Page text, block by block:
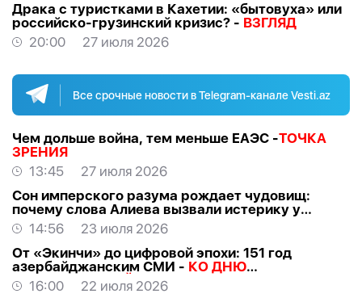
Драка с туристками в Кахетии: «бытовуха» или
российско-грузинский кризис? - ВЗГЛЯД
20:00
27 июля 2026
Все срочные новости в Telegram-канале Vesti.az
Чем дольше война, тем меньше ЕАЭС -ТОЧКА
ЗРЕНИЯ
13:45
27 июля 2026
Сон имперского разума рождает чудовищ:
почему слова Алиева вызвали истерику у
российских «патриотов» -
14:56
23 июля 2026
От «Экинчи» до цифровой эпохи: 151 год
азербайджанским СМИ - КО ДНЮ
НАЦИОНАЛЬНОЙ ПРЕССЫ
16:00
22 июля 2026